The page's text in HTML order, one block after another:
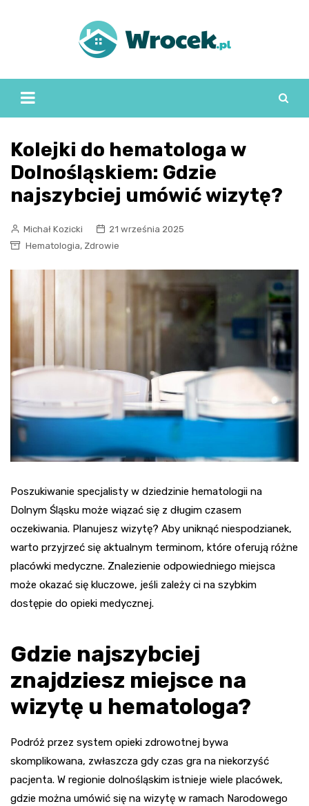
Kolejki do hematologa w
Dolnośląskiem: Gdzie
najszybciej umówić wizytę?
Michał Kozicki
21 września 2025
Hematologia, Zdrowie
Poszukiwanie specjalisty w dziedzinie hematologii na
Dolnym Śląsku może wiązać się z długim czasem
oczekiwania. Planujesz wizytę? Aby uniknąć niespodzianek,
warto przyjrzeć się aktualnym terminom, które oferują różne
placówki medyczne. Znalezienie odpowiedniego miejsca
może okazać się kluczowe, jeśli zależy ci na szybkim
dostępie do opieki medycznej.
Gdzie najszybciej
znajdziesz miejsce na
wizytę u hematologa?
Podróż przez system opieki zdrowotnej bywa
skomplikowana, zwłaszcza gdy czas gra na niekorzyść
pacjenta. W regionie dolnośląskim istnieje wiele placówek,
gdzie można umówić się na wizytę w ramach Narodowego